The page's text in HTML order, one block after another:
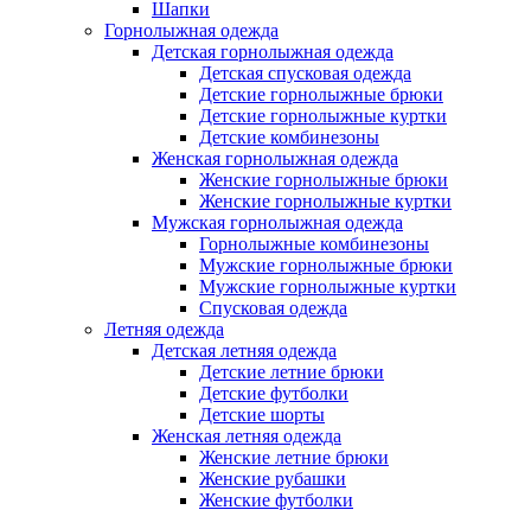
Шапки
Горнолыжная одежда
Детская горнолыжная одежда
Детская спусковая одежда
Детские горнолыжные брюки
Детские горнолыжные куртки
Детские комбинезоны
Женская горнолыжная одежда
Женские горнолыжные брюки
Женские горнолыжные куртки
Мужская горнолыжная одежда
Горнолыжные комбинезоны
Мужские горнолыжные брюки
Мужские горнолыжные куртки
Спусковая одежда
Летняя одежда
Детская летняя одежда
Детские летние брюки
Детские футболки
Детские шорты
Женская летняя одежда
Женские летние брюки
Женские рубашки
Женские футболки